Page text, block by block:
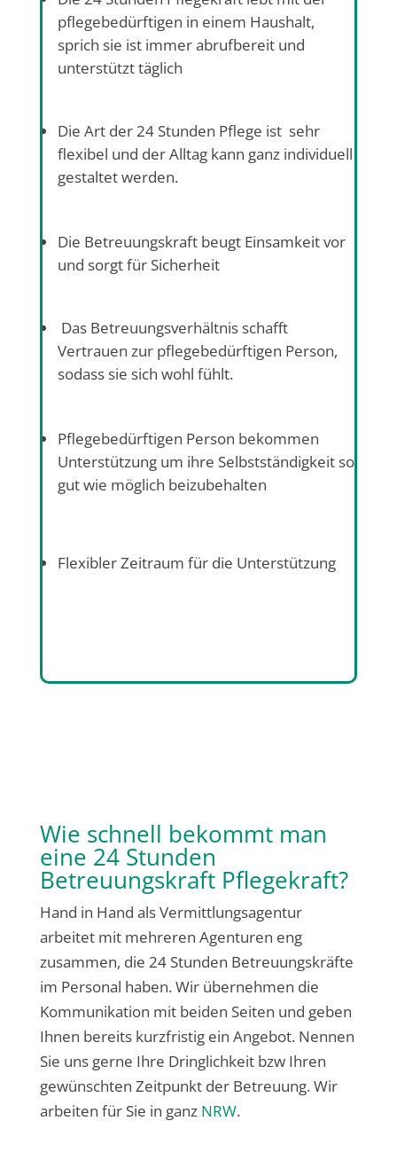
pflegebedürftigen in einem Haushalt,
sprich sie ist immer abrufbereit und
unterstützt täglich
Die Art der 24 Stunden Pflege ist sehr
flexibel und der Alltag kann ganz individuell
gestaltet werden.
Die Betreuungskraft beugt Einsamkeit vor
und sorgt für Sicherheit
Das Betreuungsverhältnis schafft
Vertrauen zur pflegebedürftigen Person,
sodass sie sich wohl fühlt.
Pflegebedürftigen Person bekommen
Unterstützung um ihre Selbstständigkeit so
gut wie möglich beizubehalten
Flexibler Zeitraum für die Unterstützung
Wie schnell bekommt man
eine 24 Stunden
Betreuungskraft Pflegekraft?
Hand in Hand als Vermittlungsagentur
arbeitet mit mehreren Agenturen eng
zusammen, die 24 Stunden Betreuungskräfte
im Personal haben. Wir übernehmen die
Kommunikation mit beiden Seiten und geben
Ihnen bereits kurzfristig ein Angebot. Nennen
Sie uns gerne Ihre Dringlichkeit bzw Ihren
gewünschten Zeitpunkt der Betreuung. Wir
arbeiten für Sie in ganz NRW.